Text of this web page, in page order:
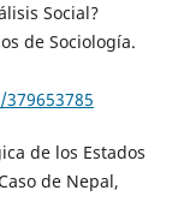
Social?
de Sociología.
de los Estados
de Nepal,